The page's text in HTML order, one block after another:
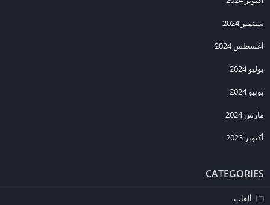
وتحديات إضافية في اللعبة.
س: هل تدعم اللعبة اللعب الجماعي؟
لا تدعم النسخة المحمولة اللعب الجماعي عبر الإنترنت، ولكن يمكنك
سبتمبر 2024
أغسطس 2024
يوليو 2024
يونيو 2024
مارس 2024
أكتوبر 2023
CATEGORIES
ألعاب